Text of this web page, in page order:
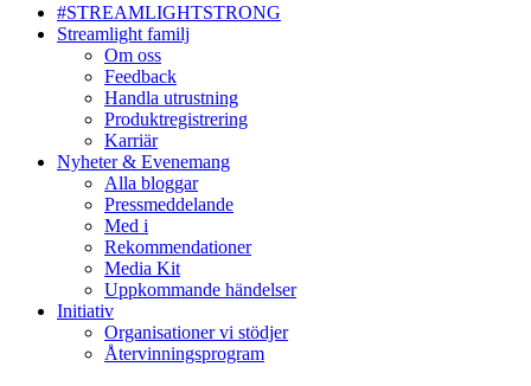
#STREAMLIGHTSTRONG
Streamlight familj
Om oss
Feedback
Handla utrustning
Produktregistrering
Karriär
Nyheter & Evenemang
Alla bloggar
Pressmeddelande
Med i
Rekommendationer
Media Kit
Uppkommande händelser
Initiativ
Organisationer vi stödjer
Återvinningsprogram